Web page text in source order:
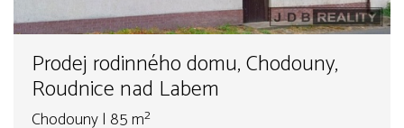
Prodej rodinného domu, Chodouny,
Roudnice nad Labem
Chodouny | 85 m²